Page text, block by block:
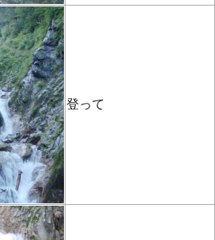
登って